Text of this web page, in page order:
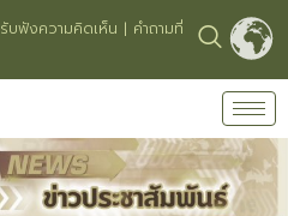
รับฟังความคิดเห็น | คำถามที่